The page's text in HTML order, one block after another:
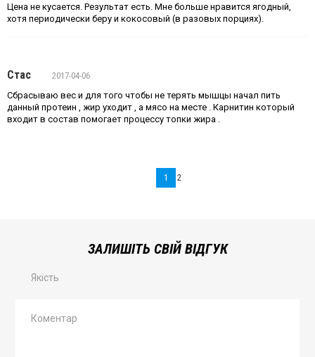
Цена не кусается. Результат есть. Мне больше нравится ягодный,
хотя периодически беру и кокосовый (в разовых порциях).
Стас
2017-04-06
Сбрасываю вес и для того чтобы не терять мышцы начал пить
данный протеин , жир уходит , а мясо на месте . Карнитин который
входит в состав помогает процессу топки жира .
1 2
ЗАЛИШІТЬ СВІЙ ВІДГУК
Якість